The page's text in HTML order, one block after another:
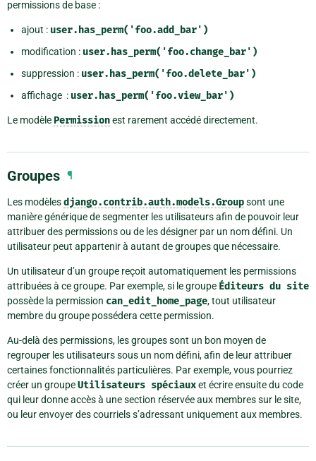
permissions de base :
ajout : user.has_perm('foo.add_bar')
modification : user.has_perm('foo.change_bar')
suppression : user.has_perm('foo.delete_bar')
affichage : user.has_perm('foo.view_bar')
Le modèlePermissionest rarement accédé directement.
Groupes ¶
Les modèlesdjango.contrib.auth.models.Groupsont une
manière générique de segmenter les utilisateurs afin de pouvoir leur
attribuer des permissions ou de les désigner par un nom défini. Un
utilisateur peut appartenir à autant de groupes que nécessaire.
Un utilisateur d’un groupe reçoit automatiquement les permissions
attribuées à ce groupe. Par exemple, si le groupe Éditeurs du site
possède la permission can_edit_home_page, tout utilisateur
membre du groupe possédera cette permission.
Au-delà des permissions, les groupes sont un bon moyen de
regrouper les utilisateurs sous un nom défini, afin de leur attribuer
certaines fonctionnalités particulières. Par exemple, vous pourriez
créer un groupeUtilisateurs spéciauxet écrire ensuite du code
qui leur donne accès à une section réservée aux membres sur le site,
ou leur envoyer des courriels s’adressant uniquement aux membres.